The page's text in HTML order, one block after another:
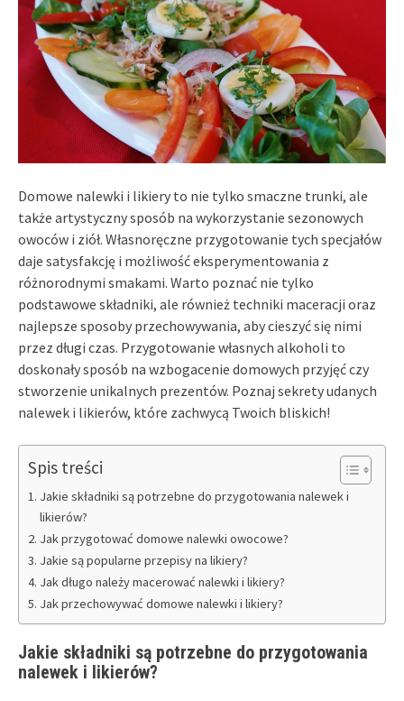
Domowe nalewki i likiery to nie tylko smaczne trunki, ale
także artystyczny sposób na wykorzystanie sezonowych
owoców i ziół. Własnoręczne przygotowanie tych specjałów
daje satysfakcję i możliwość eksperymentowania z
różnorodnymi smakami. Warto poznać nie tylko
podstawowe składniki, ale również techniki maceracji oraz
najlepsze sposoby przechowywania, aby cieszyć się nimi
przez długi czas. Przygotowanie własnych alkoholi to
doskonały sposób na wzbogacenie domowych przyjęć czy
stworzenie unikalnych prezentów. Poznaj sekrety udanych
nalewek i likierów, które zachwycą Twoich bliskich!
Spis treści
Jakie składniki są potrzebne do przygotowania nalewek i
likierów?
Jak przygotować domowe nalewki owocowe?
Jakie są popularne przepisy na likiery?
Jak długo należy macerować nalewki i likiery?
Jak przechowywać domowe nalewki i likiery?
Jakie składniki są potrzebne do przygotowania
nalewek i likierów?